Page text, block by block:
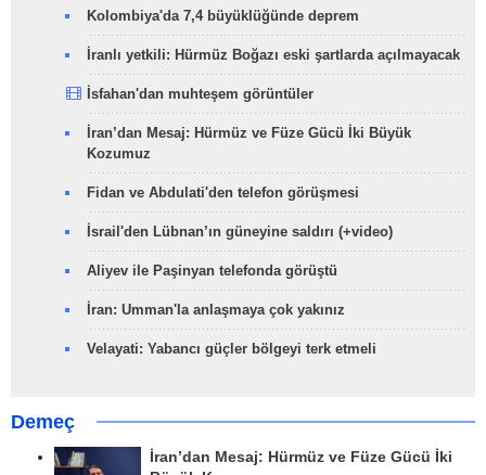
Kolombiya'da 7,4 büyüklüğünde deprem
İranlı yetkili: Hürmüz Boğazı eski şartlarda açılmayacak
İsfahan'dan muhteşem görüntüler
İran’dan Mesaj: Hürmüz ve Füze Gücü İki Büyük
Kozumuz
Fidan ve Abdulati'den telefon görüşmesi
İsrail'den Lübnan’ın güneyine saldırı (+video)
Aliyev ile Paşinyan telefonda görüştü
İran: Umman'la anlaşmaya çok yakınız
Velayati: Yabancı güçler bölgeyi terk etmeli
Demeç
İran’dan Mesaj: Hürmüz ve Füze Gücü İki